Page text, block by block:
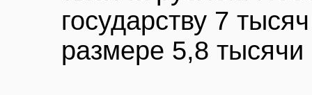
государству 7
размере 5,8 тысячи